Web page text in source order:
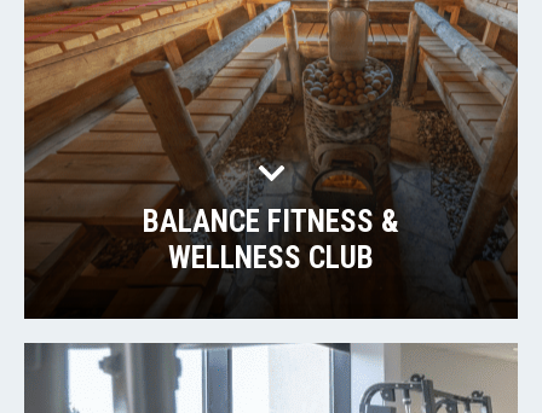
BALANCE FITNESS &
WELLNESS CLUB